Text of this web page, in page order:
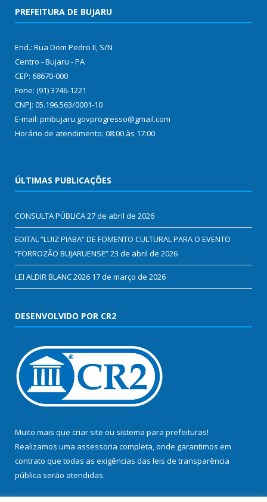
PREFEITURA DE BUJARU
End.: Rua Dom Pedro II, S/N
Centro - Bujaru - PA
CEP: 68670-000
Fone: (91) 3746-1221
CNPJ: 05.196.563/0001-10
E-mail: pmbujaru.govprogresso@gmail.com
Horário de atendimento: 08:00 às 17:00
ÚLTIMAS PUBLICAÇÕES
CONSULTA PÚBLICA27 de abril de 2026
EDITAL “LUIZ PIABA” DE FOMENTO CULTURAL PARA O EVENTO
“FORROZÃO BUJARUENSE”23 de abril de 2026
LEI ALDIR BLANC 2026 17 de março de 2026
DESENVOLVIDO POR CR2
Muito mais que criar site ou sistema para prefeituras!
Realizamos uma assessoria completa, onde garantimos em
contrato que todas as exigências das leis de transparência
pública serão atendidas.